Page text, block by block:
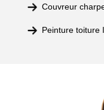
Couvreur
Peinture toiture